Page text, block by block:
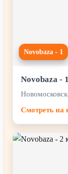
Novobaza - 1
Novobaza - 1
Смотреть на